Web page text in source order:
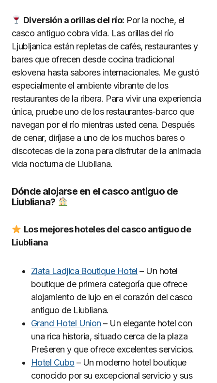
Diversión a orillas del río: Por la noche, el
casco antiguo cobra vida. Las orillas del río
Ljubljanica están repletas de cafés, restaurantes y
bares que ofrecen desde cocina tradicional
eslovena hasta sabores internacionales. Me gustó
especialmente el ambiente vibrante de los
restaurantes de la ribera. Para vivir una experiencia
única, pruebe uno de los restaurantes-barco que
navegan por el río mientras usted cena. Después
de cenar, diríjase a uno de los muchos bares o
discotecas de la zona para disfrutar de la animada
vida nocturna de Liubliana.
Dónde alojarse en el casco antiguo de
Liubliana?
Los mejores hoteles del casco antiguo de
Liubliana
Zlata Ladjica Boutique Hotel – Un hotel
boutique de primera categoría que ofrece
alojamiento de lujo en el corazón del casco
antiguo de Liubliana.
Grand Hotel Union – Un elegante hotel con
una rica historia, situado cerca de la plaza
Prešeren y que ofrece excelentes servicios.
Hotel Cubo – Un moderno hotel boutique
conocido por su excepcional servicio y sus